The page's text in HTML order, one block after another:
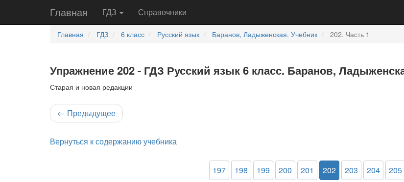
Главная ГДЗ Справочники
Главная ГДЗ 6 класс Русский язык Баранов, Ладыженская. Учебник 202. Часть 1
Упражнение 202 - ГДЗ Русский язык 6 класс. Баранов,
Старая и новая редакции
← Предыдущее
Вернуться к содержанию учебника
197 198 199 200 201 202 203 204 205